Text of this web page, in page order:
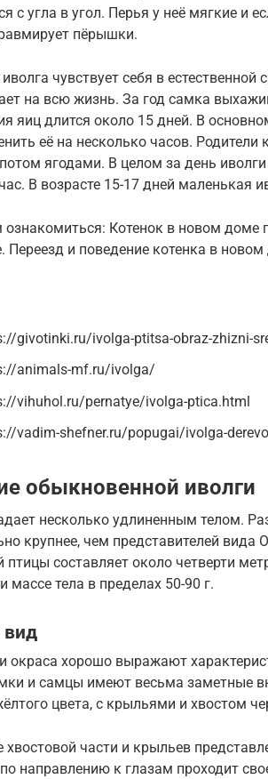
с угла в угол. Перья у неё мягкие и
пёрышки.
чувствует себя в
на всю жизнь. За год самка
яиц длится около 15 дней. В
её на несколько часов.
ягодами. В целом за день
В возрасте 15-17 дней маленькая
ознакомиться: Котенок в новом доме
Переезд и поведение котенка в
givotinki.ru/ivolga-ptitsa-obraz-zhizni-
animals-mf.ru/ivolga/
vihuhol.ru/pernatye/ivolga-ptica.html
vadim-shefner.ru/popugai/ivolga-
обыкновенной иволги
несколько удлиненным телом.
крупнее, чем представителей
птицы составляет около четверти
массе тела в пределах 50-90 г.
вид
окраса хорошо выражают
и самцы имеют весьма заметные
цвета, с крыльями и хвостом
хвостовой части и крыльев
направлению к глазам проходит